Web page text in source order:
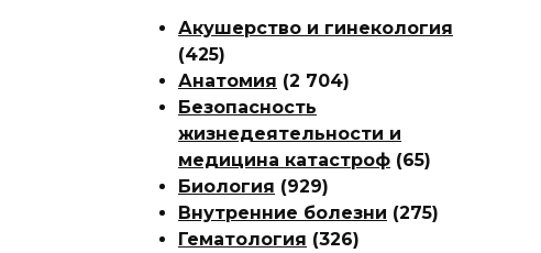
Акушерство и гинекология
(425)
Анатомия (2 704)
Безопасность
жизнедеятельности и
медицина катастроф (65)
Биология (929)
Внутренние болезни (275)
Гематология (326)